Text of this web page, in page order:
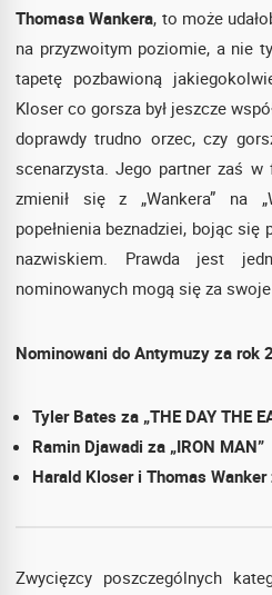
Thomasa Wankera, to może
na przyzwoitym poziomie, a nie
tapetę pozbawioną
Kloser co gorsza był jeszcze
doprawdy trudno orzec, czy
scenarzysta. Jego partner zaś
zmienił się z „Wankera” na
popełnienia beznadziei, bojąc
nazwiskiem. Prawda jest
nominowanych mogą się za
Nominowani do Antymuzy za rok
Tyler Bates za „THE DAY THE
Ramin Djawadi za „IRON MAN”
Harald Kloser i Thomas Wanker
Zwycięzcy poszczególnych